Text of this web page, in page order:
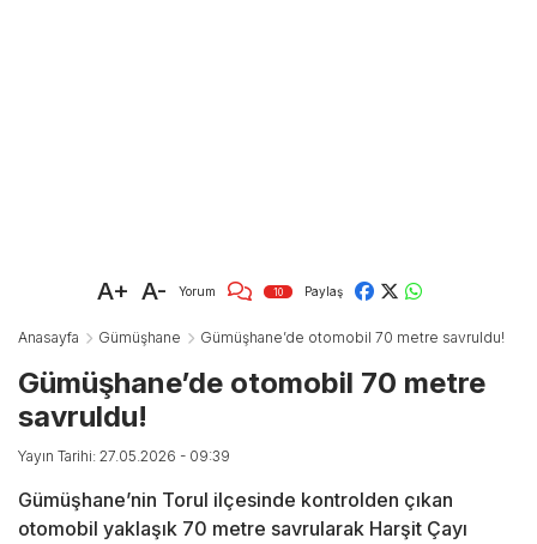
A+ A- Yorum 10 Paylaş
Anasayfa Gümüşhane Gümüşhane’de otomobil 70 metre savruldu!
Gümüşhane’de otomobil 70 metre
savruldu!
Yayın Tarihi: 27.05.2026 - 09:39
Gümüşhane’nin Torul ilçesinde kontrolden çıkan
otomobil yaklaşık 70 metre savrularak Harşit Çayı